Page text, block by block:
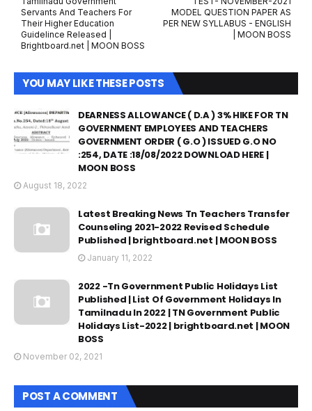
MODEL QUESTION PAPER AS
PER NEW SYLLABUS - ENGLISH
| MOON BOSS
Servants And Teachers For
Their Higher Education
Guidelince Released |
Brightboard.net | MOON BOSS
YOU MAY LIKE THESE POSTS
DEARNESS ALLOWANCE ( D.A ) 3% HIKE FOR TN
GOVERNMENT EMPLOYEES AND TEACHERS
GOVERNMENT ORDER ( G.O ) ISSUED G.O NO
:254, DATE :18/08/2022 DOWNLOAD HERE |
MOON BOSS
August 18, 2022
Latest Breaking News Tn Teachers Transfer
Counseling 2021-2022 Revised Schedule
Published | brightboard.net | MOON BOSS
January 11, 2022
2022 -Tn Government Public Holidays List
Published | List Of Government Holidays In
Tamilnadu In 2022 | TN Government Public
Holidays List-2022 | brightboard.net | MOON
BOSS
November 02, 2021
POST A COMMENT